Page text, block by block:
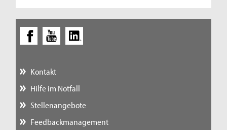
Kontakt
Hilfe im Notfall
Stellenangebote
Feedbackmanagement